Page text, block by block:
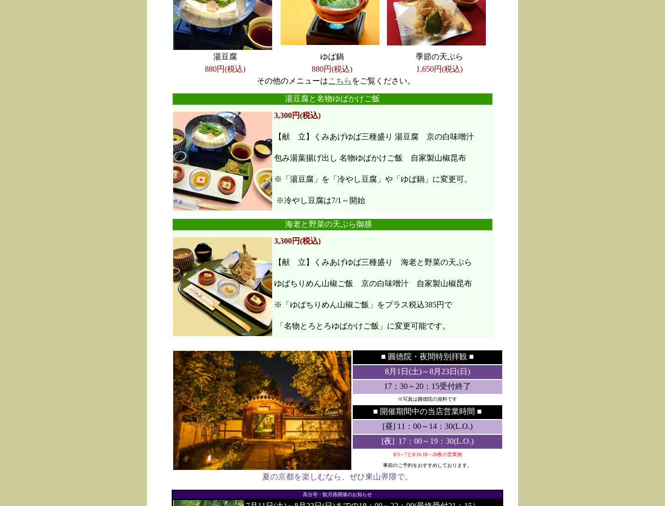
湯豆腐 ゆば鍋
季節の天ぷら
880円(税込)
880円(税込) 1,650円(税込)
その他のメニューはこちら をご覧ください。
湯豆腐と名物ゆばかけご飯
3,300円(税込)
【献 立】くみあげゆば三種盛り 湯豆腐 京の白味噌汁
包み湯葉揚げ出し 名物ゆばかけご飯 自家製山椒昆布
※「湯豆腐」を「冷やし豆腐」や「ゆば鍋」に変更可。
※冷やし豆腐は7/1～開始
海老と野菜の天ぷら御膳
3,300円(税込)
【献 立】くみあげゆば三種盛り 海老と野菜の天ぷら
ゆばちりめん山椒ご飯 京の白味噌汁 自家製山椒昆布
※「ゆばちりめん山椒ご飯」をプラス税込385円で
「名物とろとろゆばかけご飯」に変更可能です。
■ 圓徳院・ 夜間特別拝観 ■
8月1日(土)～8月23日(日)
17：30～20：15受付終了
※写真は圓徳院の資料です
■ 開催期間中の当店営業時間 ■
[昼] 11：00～14：30(L.O.)
[夜] 17：00～19：30(L.O.)
8/3～7と8/16.18～20夜の営業無
事前のご予約をおすすめしております。
夏の京都を楽しむなら、ぜひ東山界隈で。
高台寺・観月路開催のお知らせ